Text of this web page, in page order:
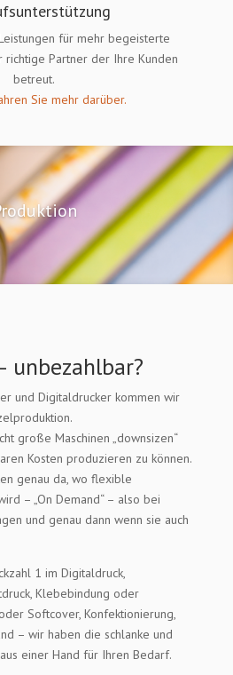
für mehr begeisterte
richtige Partner der Ihre Kunden
betreut.
Sie mehr darüber.
unbezahlbar?
und Digitaldrucker kommen wir
große Maschinen „downsizen“
Kosten produzieren zu können.
genau da, wo flexible
– „On Demand“ – also bei
und genau dann wenn sie auch
1 im Digitaldruck,
Klebebindung oder
Softcover, Konfektionierung,
– wir haben die schlanke und
einer Hand für Ihren Bedarf.